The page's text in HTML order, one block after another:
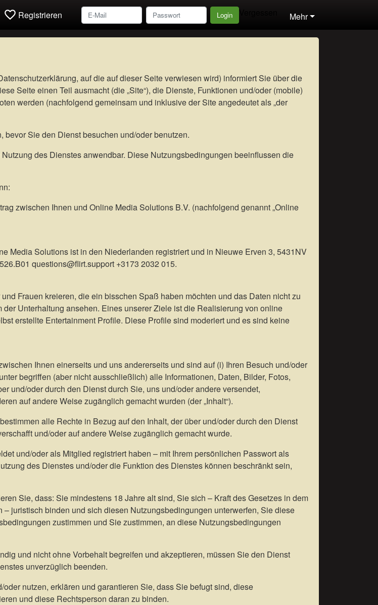
favorite_border Registrieren Login Mehr
auf die auf dieser Seite verwiesen wird) informiert Sie über die
Seite einen Teil ausmacht (die „Site“), die Dienste, Funktionen und/oder (mobile)
werden (nachfolgend gemeinsam und inklusive der Site angedeutet als „der
Sie den Dienst besuchen und/oder benutzen.
des Dienstes anwendbar. Diese Nutzungsbedingungen beeinflussen die
zwischen Ihnen und Online Media Solutions B.V. (nachfolgend genannt „Online
Media Solutions ist in den Niederlanden registriert und in Nieuwe Erven 3, 5431NV
questions@flirt.support +3173 2032 015.
Frauen kreieren, die ein bisschen Spaß haben möchten und das Daten nicht zu
Unterhaltung ansehen. Eines unserer Ziele ist die Realisierung von online
erstellte Entertainment Profile. Diese Profile sind moderiert und es sind keine
Ihnen einerseits und uns andererseits und sind auf (i) Ihren Besuch und/oder
begriffen (aber nicht ausschließlich) alle Informationen, Daten, Bilder, Fotos,
und/oder durch den Dienst durch Sie, uns und/oder andere versendet,
auf andere Weise zugänglich gemacht wurden (der „Inhalt“).
alle Rechte in Bezug auf den Inhalt, der über und/oder durch den Dienst
und/oder auf andere Weise zugänglich gemacht wurde.
und/oder als Mitglied registriert haben – mit Ihrem persönlichen Passwort als
des Dienstes und/oder die Funktion des Dienstes können beschränkt sein,
Sie, dass: Sie mindestens 18 Jahre alt sind, Sie sich – Kraft des Gesetzes in dem
juristisch binden und sich diesen Nutzungsbedingungen unterwerfen, Sie diese
zustimmen und Sie zustimmen, an diese Nutzungsbedingungen
und nicht ohne Vorbehalt begreifen und akzeptieren, müssen Sie den Dienst
unverzüglich beenden.
nutzen, erklären und garantieren Sie, dass Sie befugt sind, diese
und diese Rechtsperson daran zu binden.